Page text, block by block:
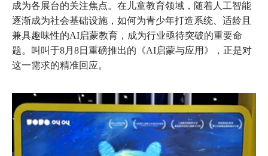
成为各展台的关注焦点。在儿童教育领域，随着人工智能
逐渐成为社会基础设施，如何为青少年打造系统、适龄且
兼具趣味性的AI启蒙教育，成为行业亟待突破的重要命
题。叫叫于8月8日重磅推出的《AI启蒙与应用》，正是对
这一需求的精准回应。